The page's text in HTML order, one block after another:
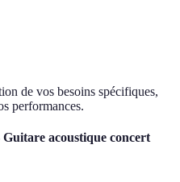
de vos besoins spécifiques,
performances.
acoustique concert